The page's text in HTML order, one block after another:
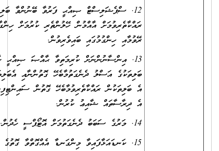
12. ސްޕެޝަލިސްޓް ޞިއްޙީ ފަރުވާ ބޭނުންވާ ބަލިތަކުން
ރައްކާތެރިވުމަށް އާއްމުން ހޭލުންތެރި ކުރުމަށް ހިންގާ ޕްރޮގްރާމްތައް
ރޭވުމާއި ހިންގުމުގައި ބައިވެރިވުން.
13. އިންސާނުންނަށް ކުރިމަތިވާ ޙާއްޞަ ޞިއްޙީ ހާލަތްތަކާއި
ބަލިތަކުގެ އަސްލު ދެނެގަތުމާބެހޭ ގޮތުންނާއި އެބަލިތަކުގެ ފަރުވާއާއި
އެ ބަލިތަކުން ރައްކާތެރިވުމާބެހޭ ގޮތުން ސައިންޓިފިކް ދިރާސާތައްކޮށް
އެ ދިރާސާތައް ޝާއިޢު ކުރުން.
15. ކަނޑައަޅާފައިވާ މިންގަނޑާ އެއްގޮތްވާ ގޮތުގެ މަތިން މަރާއި